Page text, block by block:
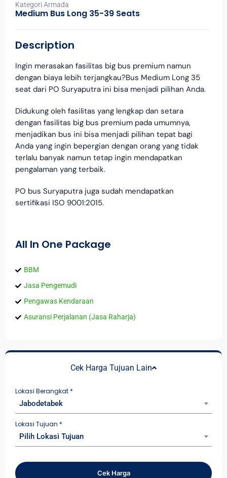
Kategori Armada
Medium Bus Long 35-39 Seats
Description
Ingin merasakan fasilitas big bus premium namun
dengan biaya lebih terjangkau?Bus Medium Long 35
seat dari PO Suryaputra ini bisa menjadi pilihan Anda.
Didukung oleh fasilitas yang lengkap dan setara
dengan fasilitas big bus premium pada umumnya,
menjadikan bus ini bisa menjadi pilihan tepat bagi
Anda yang ingin bepergian dengan orang yang tidak
terlalu banyak namun tetap ingin mendapatkan
pengalaman yang terbaik.
PO bus Suryaputra juga sudah mendapatkan
sertifikasi ISO 9001:2015.
All In One Package
BBM
Jasa Pengemudi
Pengawas Kendaraan
Asuransi Perjalanan (Jasa Raharja)
Cek Harga Tujuan Lain
Lokasi Berangkat *
Jabodetabek
Lokasi Tujuan *
Pilih Lokasi Tujuan
Cek Harga